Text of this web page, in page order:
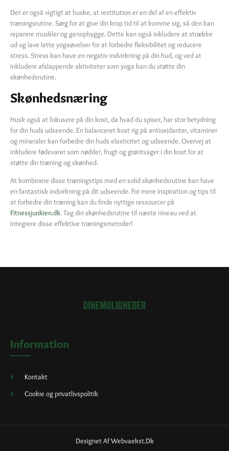
Det er også vigtigt at huske, at restitution er en del af en effektiv
træningsrutine. Sørg for at give din krop tid til at komme sig, så den kan
reparere muskler og genopbygge. Dette kan også inkludere at strække
ud og lave lette yogaøvelser for at forbedre fleksibilitet og reducere
stress. Stress kan have en negativ indvirkning på din hud, og ved at
inkludere afslappende aktiviteter som yoga kan du støtte din
skønhedsrutine.
Skønhedsnæring
Husk også at fokusere på din kost, da hvad du spiser, har stor betydning
for din huds udseende. En balanceret kost rig på antioxidanter, vitaminer
og mineraler kan forbedre din huds elasticitet og udseende. Overvej at
inkludere fødevarer som nødder, frugt og grøntsager i din kost for at
støtte din træning og skønhed.
At kombinere disse træningstips med en solid skønhedsrutine kan have
en fantastisk indvirkning på dit udseende. For mere inspiration og tips til
at forbedre din træning kan du finde nyttige ressourcer på
Fitnessjunkien.dk. Tag din skønhedsrutine til næste niveau ved at
integrere disse effektive træningsmetoder!
Information
Kontakt
Cookie og privatlivspolitik
Designet Af Webvaekst.dk